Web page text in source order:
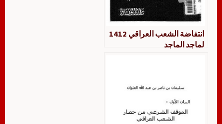
انتفاضة الشعب العراقي 1412
لماجد الماجد